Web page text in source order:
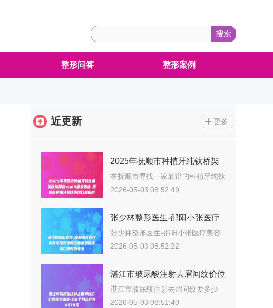
整形问答 整形案例
近更新 更多
2025年抚顺市种植牙纯钛桥架
医院排名top10哪家靠谱-抚顺市
种植牙纯钛桥架口腔医院
在抚顺市寻找一家靠谱的种植牙纯钛
桥架整形…
2026-05-03 08:52:49
张少林整形医生-邵阳小张医疗
美容诊所张少林医师是知名度高
口碑好的专家
张少林整形医生-邵阳小张医疗美容
诊所张少…
2026-05-03 08:52:22
湛江市玻尿酸注射去眉间纹价位
表强势来袭-近8个月均价为
4479元
湛江市玻尿酸注射去眉间纹要多少
钱？202…
2026-05-03 08:51:40